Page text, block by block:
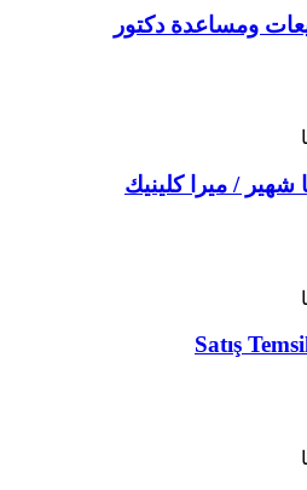
ومساعدة دكتور
/ ميرا كلينيك
Satış